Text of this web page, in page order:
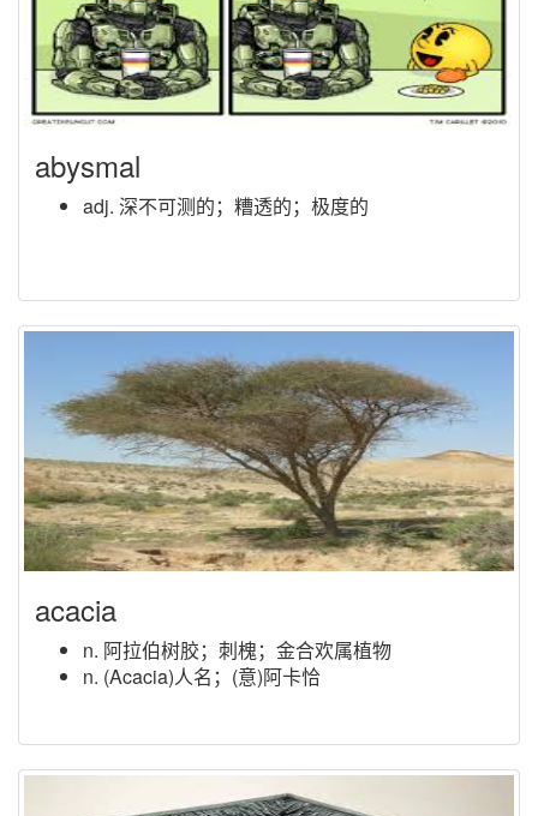
abysmal
adj. 深不可测的；糟透的；极度的
acacia
n. 阿拉伯树胶；刺槐；金合欢属植物
n. (Acacia)人名；(意)阿卡恰